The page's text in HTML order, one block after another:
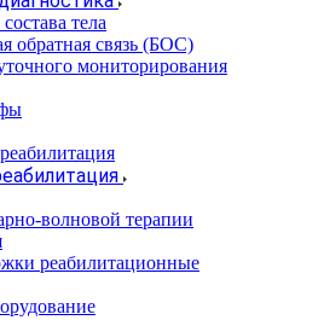
тела
обратная связь (БОС)
мониторирования
волновой терапии
реабилитационные